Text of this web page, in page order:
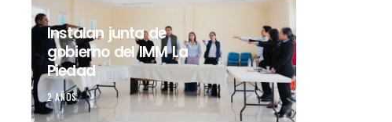
Instalan junta de
gobierno del IMM La
Piedad
2 AÑOS.